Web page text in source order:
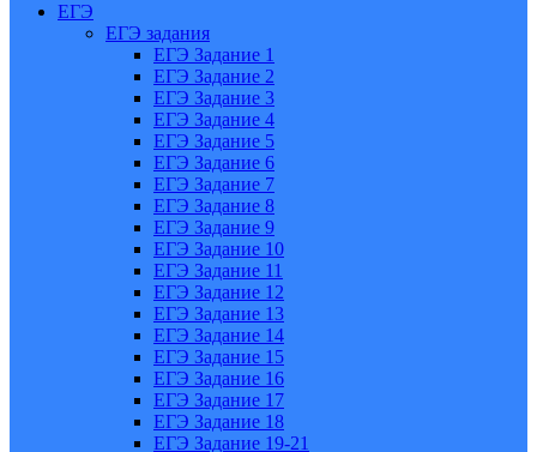
ЕГЭ
ЕГЭ задания
ЕГЭ Задание 1
ЕГЭ Задание 2
ЕГЭ Задание 3
ЕГЭ Задание 4
ЕГЭ Задание 5
ЕГЭ Задание 6
ЕГЭ Задание 7
ЕГЭ Задание 8
ЕГЭ Задание 9
ЕГЭ Задание 10
ЕГЭ Задание 11
ЕГЭ Задание 12
ЕГЭ Задание 13
ЕГЭ Задание 14
ЕГЭ Задание 15
ЕГЭ Задание 16
ЕГЭ Задание 17
ЕГЭ Задание 18
ЕГЭ Задание 19-21